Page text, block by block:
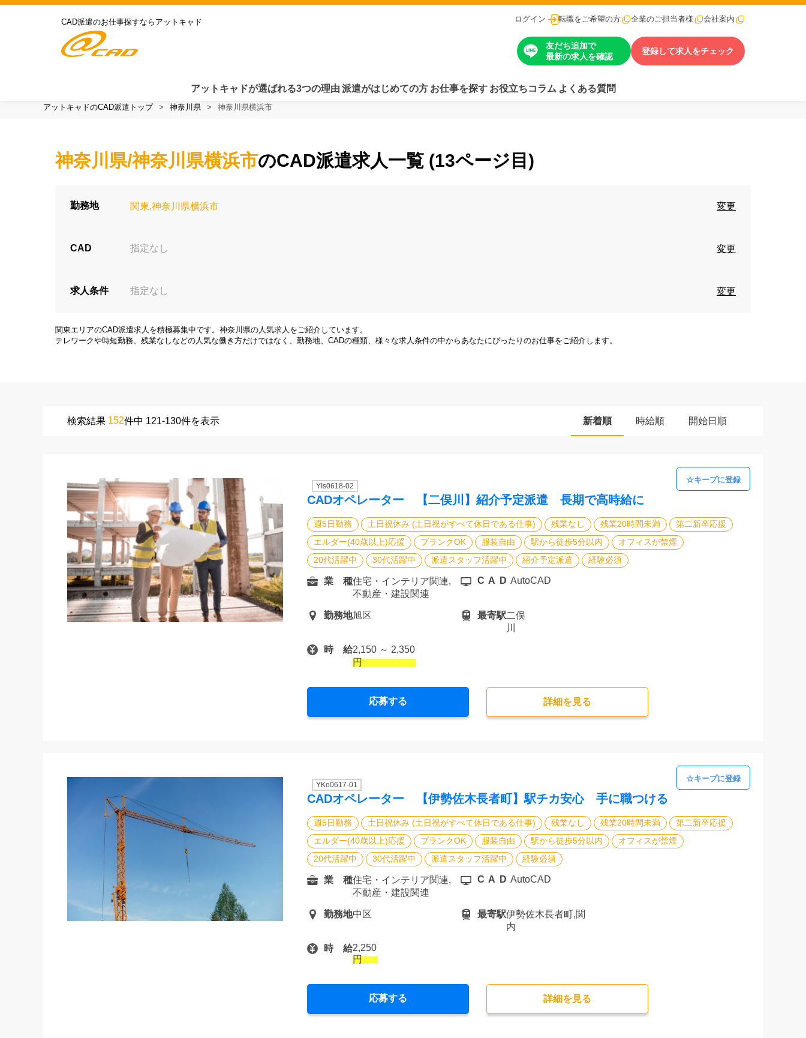
CAD派遣のお仕事探すならアットキャド ログイン 転職をご希望の方 企業のご担当者様 会社案内
友だち追加で
最新の求人を確認
登録して求人をチェック
アットキャドが選ばれる3つの理由 派遣がはじめての方 お仕事を探す お役立ちコラム よくある質問
アットキャドのCAD派遣トップ 神奈川県 神奈川県横浜市
神奈川県/神奈川県横浜市のCAD派遣求人一覧 (13ページ目)
勤務地 関東,神奈川県横浜市 変更
CAD 指定なし 変更
求人条件 指定なし 変更
関東エリアのCAD派遣求人を積極募集中です。神奈川県の人気求人をご紹介しています。
テレワークや時短勤務、残業なしなどの人気な働き方だけではなく、勤務地、CADの種類、様々な求人条件の中からあなたにぴったりのお仕事をご紹介します。
検索結果 152件中 121-130件を表示 新着順 時給順 開始日順
YIs0618-02
CADオペレーター 【二俣川】紹介予定派遣 長期で高時給に
週5日勤務 土日祝休み (土日祝がすべて休日である仕事) 残業なし 残業20時間未満
第二新卒応援
エルダー(40歳以上)応援
ブランクOK 服装自由 駅から徒歩5分以内
オフィスが禁煙
20代活躍中
30代活躍中 派遣スタッフ活躍中 紹介予定派遣 経験必須
業 種住宅・インテリア関連,
不動産・建設関連
CADAutoCAD
勤務地旭区 最寄駅二俣
川
時 給2,150 ～ 2,350
円
応募する 詳細を⾒る
YKo0617-01
CADオペレーター 【伊勢佐木長者町】駅チカ安心 手に職つける
週5日勤務 土日祝休み (土日祝がすべて休日である仕事) 残業なし 残業20時間未満
第二新卒応援
エルダー(40歳以上)応援
ブランクOK 服装自由 駅から徒歩5分以内
オフィスが禁煙
20代活躍中
30代活躍中 派遣スタッフ活躍中 経験必須
業 種住宅・インテリア関連,
不動産・建設関連
CADAutoCAD
勤務地中区 最寄駅伊勢佐木長者町,関
内
時 給2,250
円
応募する 詳細を⾒る